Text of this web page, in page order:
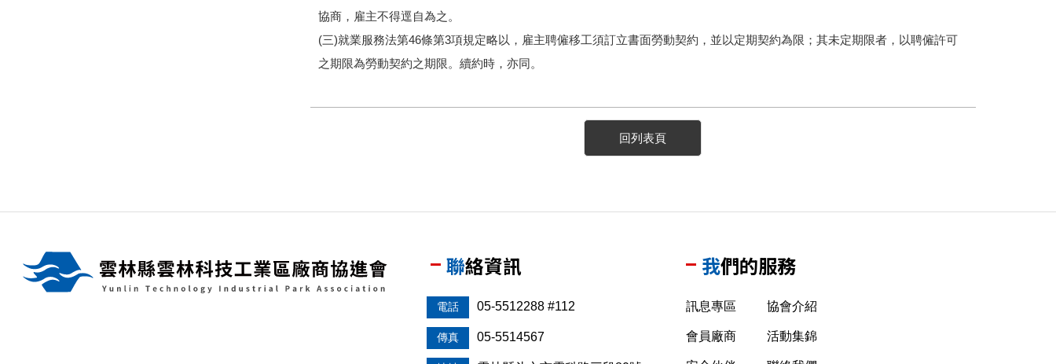
協商，雇主不得逕自為之。
(三)就業服務法第46條第3項規定略以， 雇主聘僱移工須訂立書面勞動契約，並以定期契約為限； 其未定期限者，以聘僱許可
之期限為勞動契約之期限。續約時， 亦同。
回列表頁
聯絡資訊
電話 05-5512288 #112
傳真 05-5514567
我們的服務
訊息專區 協會介紹
會員廠商 活動集錦